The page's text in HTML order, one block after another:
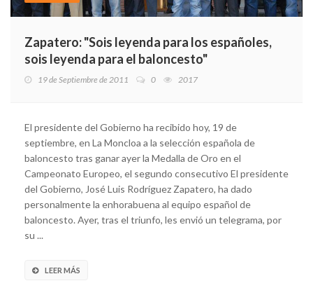
Zapatero: "Sois leyenda para los españoles,
sois leyenda para el baloncesto"
19 de Septiembre de 2011 0 2017
El presidente del Gobierno ha recibido hoy, 19 de
septiembre, en La Moncloa a la selección española de
baloncesto tras ganar ayer la Medalla de Oro en el
Campeonato Europeo, el segundo consecutivo El presidente
del Gobierno, José Luis Rodríguez Zapatero, ha dado
personalmente la enhorabuena al equipo español de
baloncesto. Ayer, tras el triunfo, les envió un telegrama, por
su ...
LEER MÁS